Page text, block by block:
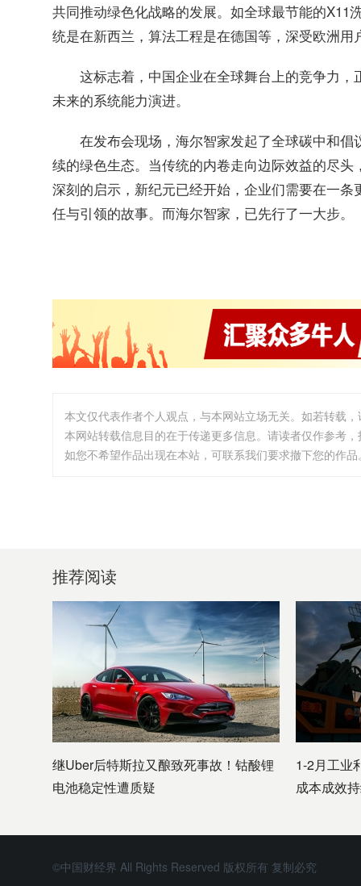
共同推动绿色化战略的发展。如全球最节能的X11
统是在新西兰，算法工程是在德国等，深受欧洲用
这标志着，中国企业在全球舞台上的竞争力
未来的系统能力演进。
在发布会现场，海尔智家发起了全球碳中和
续的绿色生态。当传统的内卷走向边际效益的尽
深刻的启示，新纪元已经开始，企业们需要在一
任与引领的故事。而海尔智家，已先行了一大步。
本文仅代表作者个人观点，与本网站立场无关。如若转载
本网站转载信息目的在于传递更多信息。请读者仅作参考
如您不希望作品出现在本站，可联系我们要求撤下您的作
推荐阅读
继Uber后特斯拉又酿致死事故！钴酸锂
电池稳定性遭质疑
1-2月工业
成本成效
©中国财经界 All Rights Reserved 版权所有 复制必究